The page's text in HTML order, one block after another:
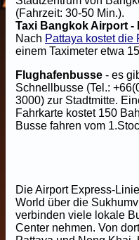
(Fahrzeit: 30-50 Min.).
Taxi Bangkok Airport -
Nach Pattaya kostet die
einem Taximeter etwa
Flughafenbusse - es
Schnellbusse (Tel.:
3000) zur Stadtmitte.
Fahrkarte kostet 150
Busse fahren vom
Die Airport Express-
World über die
verbinden viele lokale
Center nehmen. Von